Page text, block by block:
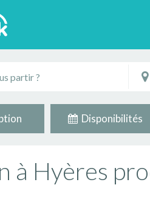
Disponibilités
à Hyères